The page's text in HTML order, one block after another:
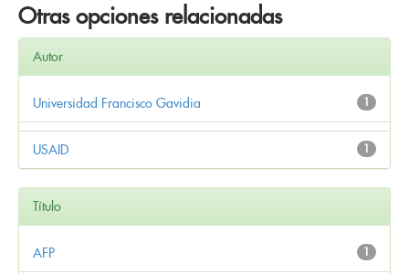
Otras opciones relacionadas
Autor
1
Universidad Francisco Gavidia
1
USAID
Título
1
AFP